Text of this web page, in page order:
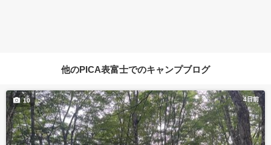
他のPICA表富士でのキャンプブログ
4日前
10